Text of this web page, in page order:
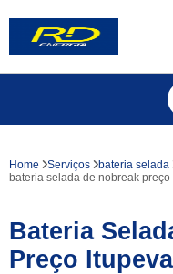
Home Serviços bateria selada
bateria selada de nobreak preço
Bateria
Preço Itupeva